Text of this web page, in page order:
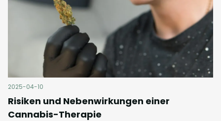
2025-04-10
Risiken und Nebenwirkungen einer
Cannabis-Therapie